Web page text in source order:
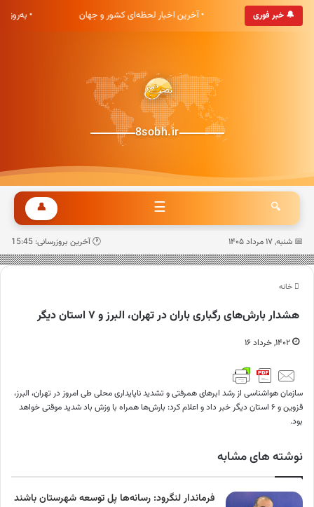
🔔 خبر فوری
صبح خوش آمدید • آخرین اخبار لحظه‌ای کشور و جهان •
8sobh.ir
🔍
☰
👤
📅 شنبه, ۱۷ مرداد ۱۴۰۵ 🕐 آخرین بروزرسانی: 15:45
خانه
هشدار بارش‌های رگباری باران در تهران، البرز و ۷ استان دیگر
۱۴۰۲, خرداد ۱۶
سازمان هواشناسی از رشد ابرهای همرفتی و تشدید ناپایداری محلی طی امروز در تهران، البرز،
قزوین و ۶ استان دیگر خبر داد و اعلام کرد: بارش‌ها همراه با وزش باد شدید موقتی خواهد
بود.
نوشته های مشابه
فرماندار لنگرود: رسانه‌ها پل توسعه شهرستان باشند